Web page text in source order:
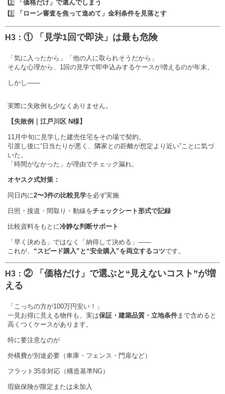
2️⃣
「価格だけ」で選んでしまう
3️⃣
「ローン審査を焦って進めて」金利条件を見落とす
H3： ① 「見学1回で即決」は最も危険
「気に入ったから」「他の人に取られそうだから」
そんな心理から、1回の見学で即申込みするケースが増えるのが年末。
しかし——
実際に失敗例も少なくありません。
【失敗例｜江戸川区 N様】
11月中旬に見学した建売住宅をその場で契約。
引渡し後に“日当たりが悪く、隣家との距離が想定より近い”ことに気づ
いた。
「時間がなかった」が理由でチェック漏れ。
オヤスク式対策：
同日内に2〜3件の比較見学を必ず実施
日照・接道・間取り・動線をチェックシート形式で記録
比較資料をもとに冷静な判断サポート
「早く決める」ではなく「納得して決める」——
これが、 “スピード購入”と“安全購入”を両立するコツです。
H3： ② 「価格だけ」で選ぶと“見えないコスト”が増
える
「こっちの方が100万円安い！」
一見お得に見える物件も、実は保証・建築品質・立地条件 まで含めると
高くつくケースがあります。
特に要注意なのが
外構費が別途必要（車庫・フェンス・門扉など）
フラット35非対応（構造基準NG）
瑕疵保険が限定または未加入